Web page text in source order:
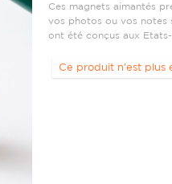
Ces magnets aimantés
vos photos ou vos notes
ont été conçus aux Etats-
Ce produit n'est plus